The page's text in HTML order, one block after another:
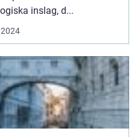
inslag, d...